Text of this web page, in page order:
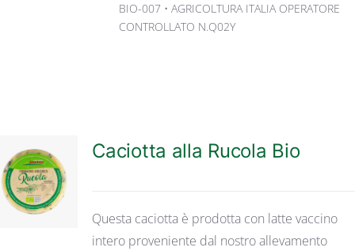
BIO-007 • AGRICOLTURA ITALIA OPERATORE
CONTROLLATO N.Q02Y
DETTAGLI
Caciotta alla Rucola Bio
Questa caciotta è prodotta con latte vaccino
intero proveniente dal nostro allevamento